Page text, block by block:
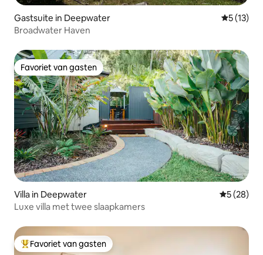
Gastsuite in Deepwater
5 (13)
Broadwater Haven
Favoriet van gasten
Favoriet van gasten
Villa in Deepwater
5 (28)
Luxe villa met twee slaapkamers
Topfavoriet van gasten
Favoriet van gasten